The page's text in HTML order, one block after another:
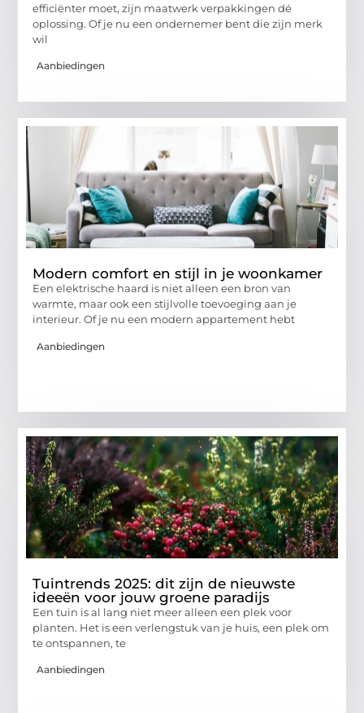
efficiënter moet, zijn maatwerk verpakkingen dé
oplossing. Of je nu een ondernemer bent die zijn merk
wil
Aanbiedingen
Modern comfort en stijl in je woonkamer
Een elektrische haard is niet alleen een bron van
warmte, maar ook een stijlvolle toevoeging aan je
interieur. Of je nu een modern appartement hebt
Aanbiedingen
Tuintrends 2025: dit zijn de nieuwste
ideeën voor jouw groene paradijs
Een tuin is al lang niet meer alleen een plek voor
planten. Het is een verlengstuk van je huis, een plek om
te ontspannen, te
Aanbiedingen